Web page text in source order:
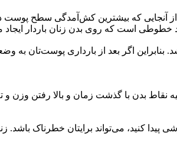
آنجایی که بیشترین کش‌آمدگی سطح پوست
است که روی بدن زنان باردار
اگر بعد از بارداری پوست‌تان به
بدن با گذشت زمان و بالا رفتن وزن و
پیدا کنید، می‌تواند برایتان خطرناک